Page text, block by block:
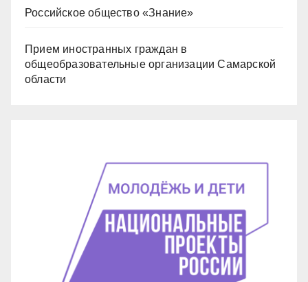
Российское общество «Знание»
Прием иностранных граждан в
общеобразовательные организации Самарской
области